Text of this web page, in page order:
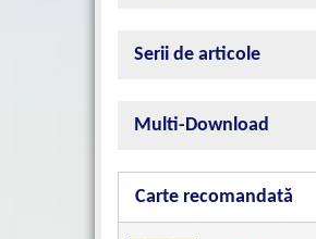
Serii de articole
Multi-Download
Carte recomandată